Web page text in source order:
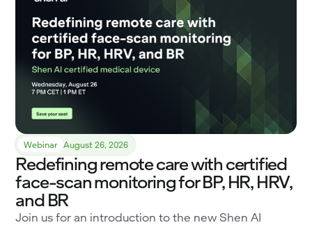
Webinar August 26, 2026
Redefining remote care with certified
face-scan monitoring for BP, HR, HRV,
and BR
Join us for an introduction to the new Shen AI